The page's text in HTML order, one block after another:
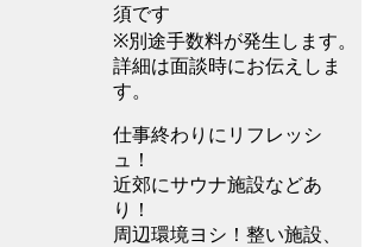
須です
※別途手数料が発生します。
詳細は面談時にお伝えしま
す。
仕事終わりにリフレッシ
ュ！
近郊にサウナ施設などあ
り！
周辺環境ヨシ！整い施設、